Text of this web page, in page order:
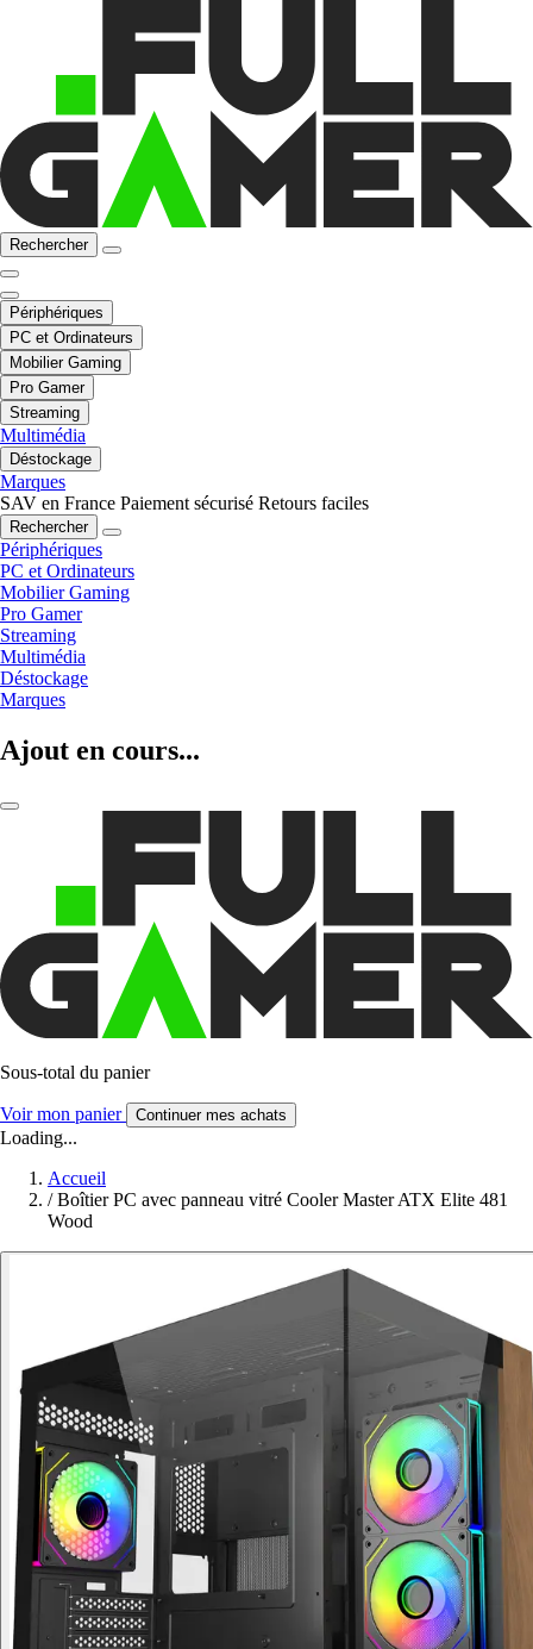
Rechercher
Périphériques
PC et Ordinateurs
Mobilier Gaming
Pro Gamer
Streaming
Multimédia
Déstockage
Marques
SAV en France Paiement sécurisé Retours faciles
Rechercher
Périphériques
PC et Ordinateurs
Mobilier Gaming
Pro Gamer
Streaming
Multimédia
Déstockage
Marques
Ajout en cours...
Sous-total du panier
Voir mon panier Continuer mes achats
Loading...
Accueil
/ Boîtier PC avec panneau vitré Cooler Master ATX Elite 481
Wood